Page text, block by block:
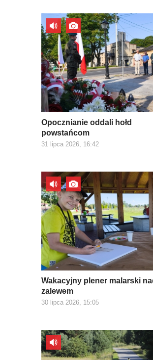
Opocznianie oddali hołd
powstańcom
31 lipca 2026, 16:42
Wakacyjny plener malarski
zalewem
30 lipca 2026, 15:05